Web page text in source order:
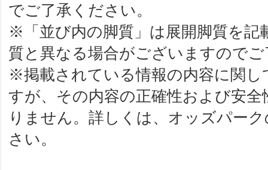
でご了承ください。
※「並び内の脚質」は展開脚質を記
質と異なる場合がございますので
※掲載されている情報の内容に関
すが、その内容の正確性および安
りません。詳しくは、オッズパー
さい。